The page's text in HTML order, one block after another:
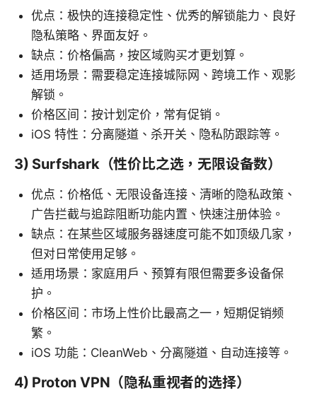
优点：极快的连接稳定性、优秀的解锁能力、良好
隐私策略、界面友好。
缺点：价格偏高，按区域购买才更划算。
适用场景：需要稳定连接城际网、跨境工作、观影
解锁。
价格区间：按计划定价，常有促销。
iOS 特性：分离隧道、杀开关、隐私防跟踪等。
3) Surfshark（性价比之选，无限设备数）
优点：价格低、无限设备连接、清晰的隐私政策、
广告拦截与追踪阻断功能内置、快速注册体验。
缺点：在某些区域服务器速度可能不如顶级几家，
但对日常使用足够。
适用场景：家庭用户、预算有限但需要多设备保
护。
价格区间：市场上性价比最高之一，短期促销频
繁。
iOS 功能：CleanWeb、分离隧道、自动连接等。
4) Proton VPN（隐私重视者的选择）